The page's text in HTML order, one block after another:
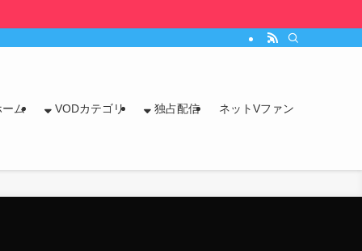
ム VODカテゴリ 独占配信 ネットVファン